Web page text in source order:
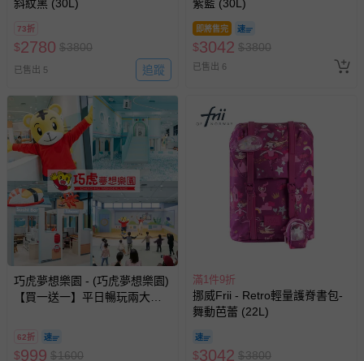
斜紋黑 (30L)
73折
$2780 $3800
已售出 5 追蹤
紫藍 (30L)
即將售完
$3042 $3800
已售出 6
巧虎夢想樂園 - (巧虎夢想樂園)
【買一送一】平日暢玩兩大一
62折
$999 $1600
滿1件9折
挪威Frii - Retro輕量護脊書包-
舞動芭蕾 (22L)
$3042 $3800